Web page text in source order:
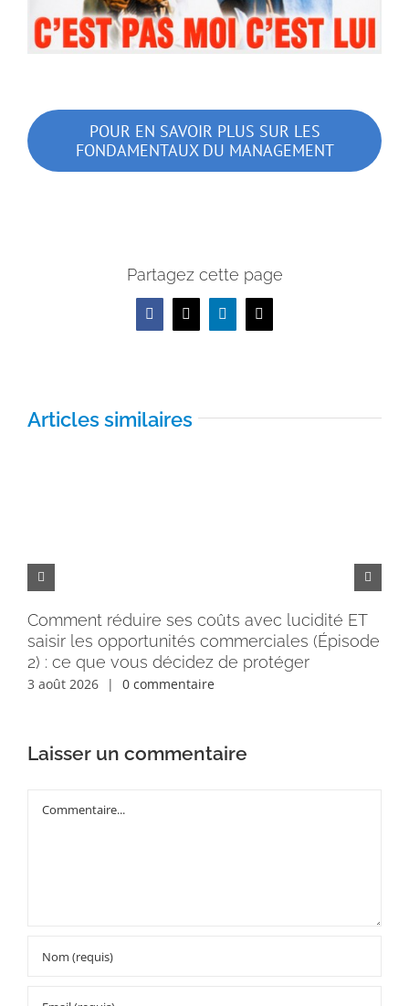
POUR EN SAVOIR PLUS SUR LES
FONDAMENTAUX DU MANAGEMENT
Partagez cette page
Facebook
X LinkedInEmail
Articles similaires
Comment réduire ses coûts avec lucidité ET
saisir les opportunités commerciales (Épisode
2) : ce que vous décidez de protéger
3 août 2026 | 0 commentaire
Laisser un commentaire
Commentaire